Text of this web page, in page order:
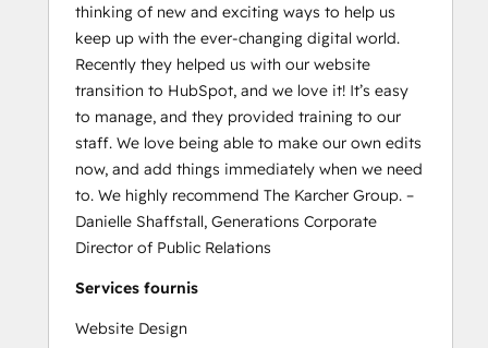
thinking of new and exciting ways to help us
keep up with the ever-changing digital world.
Recently they helped us with our website
transition to HubSpot, and we love it! It’s easy
to manage, and they provided training to our
staff. We love being able to make our own edits
now, and add things immediately when we need
to. We highly recommend The Karcher Group. –
Danielle Shaffstall, Generations Corporate
Director of Public Relations
Services fournis
Website Design